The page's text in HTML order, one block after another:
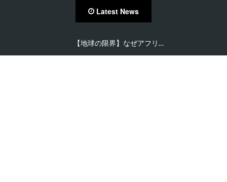
Latest News
【在住者が語る】セネガル…